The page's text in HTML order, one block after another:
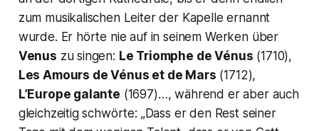
zum musikalischen Leiter der Kapelle ernannt
wurde. Er hörte nie auf in seinem Werken über
Venus zu singen: Le Triomphe de Vénus (1710),
Les Amours de Vénus et de Mars (1712),
L’Europe galante (1697)…, während er aber auch
gleichzeitig schwörte: „Dass er den Rest seiner